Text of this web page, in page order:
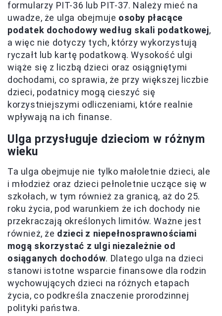
formularzy PIT-36 lub PIT-37. Należy mieć na
uwadze, że ulga obejmuje osoby płacące
podatek dochodowy według skali podatkowej,
a więc nie dotyczy tych, którzy wykorzystują
ryczałt lub kartę podatkową. Wysokość ulgi
wiąże się z liczbą dzieci oraz osiągniętymi
dochodami, co sprawia, że przy większej liczbie
dzieci, podatnicy mogą cieszyć się
korzystniejszymi odliczeniami, które realnie
wpływają na ich finanse.
Ulga przysługuje dzieciom w różnym
wieku
Ta ulga obejmuje nie tylko małoletnie dzieci, ale
i młodzież oraz dzieci pełnoletnie uczące się w
szkołach, w tym również za granicą, aż do 25.
roku życia, pod warunkiem że ich dochody nie
przekraczają określonych limitów. Ważne jest
również, że dzieci z niepełnosprawnościami
mogą skorzystać z ulgi niezależnie od
osiąganych dochodów. Dlatego ulga na dzieci
stanowi istotne wsparcie finansowe dla rodzin
wychowujących dzieci na różnych etapach
życia, co podkreśla znaczenie prorodzinnej
polityki państwa.